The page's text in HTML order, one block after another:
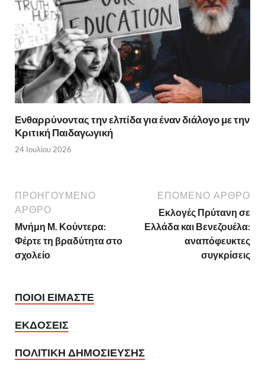
Ενθαρρύνοντας την ελπίδα για έναν διάλογο με την
Κριτική Παιδαγωγική
24 Ιουλίου 2026
ΠΡΟΗΓΟΥΜΕΝΟ
ΑΡΘΡΟ
Μνήμη Μ. Κούντερα:
Φέρτε τη βραδύτητα στο
σχολείο
ΕΠΟΜΕΝΟ ΑΡΘΡΟ
Εκλογές Πρύτανη σε
Ελλάδα και Βενεζουέλα:
αναπόφευκτες
συγκρίσεις
ΠΟΙΟΙ ΕΙΜΑΣΤΕ
ΕΚΔΟΣΕΙΣ
ΠΟΛΙΤΙΚΗ ΔΗΜΟΣΙΕΥΣΗΣ